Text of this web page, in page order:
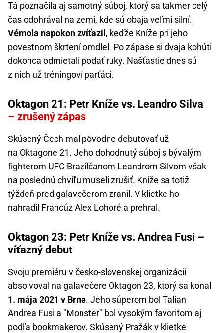
Tá poznačila aj samotný súboj, ktorý sa takmer celý
čas odohrával na zemi, kde sú obaja veľmi silní.
Vémola napokon zvíťazil , keďže Kníže pri jeho
povestnom škrtení omdlel. Po zápase si dvaja kohúti
dokonca odmietali podať ruky. Našťastie dnes sú
z nich už tréningoví parťáci.
Oktagon 21: Petr Kníže vs. Leandro Silva
– zrušený zápas
Skúsený Čech mal pôvodne debutovať už
na Oktagone 21. Jeho dohodnutý súboj s bývalým
fighterom UFC Brazílčanom Leandrom Silvom však
na poslednú chvíľu museli zrušiť. Kníže sa totiž
týždeň pred galavečerom zranil. V klietke ho
nahradil Francúz Alex Lohoré a prehral.
Oktagon 23: Petr Kníže vs. Andrea Fusi –
víťazný debut
Svoju premiéru v česko-slovenskej organizácii
absolvoval na galavečere Oktagon 23, ktorý sa konal
1. mája 2021 v Brne. Jeho súperom bol Talian
Andrea Fusi a "Monster" bol vysokým favoritom aj
podľa bookmakerov. Skúsený Pražák v klietke